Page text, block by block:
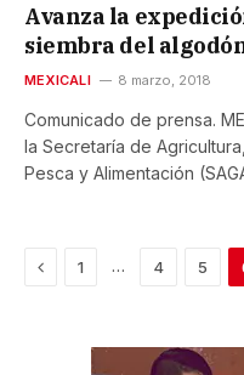
Avanza la
siembra del
MEXICALI 8 marzo, 2018
Comunicado de prensa.
la Secretaría de
Pesca y Alimentación
Previous
1 … 4 5